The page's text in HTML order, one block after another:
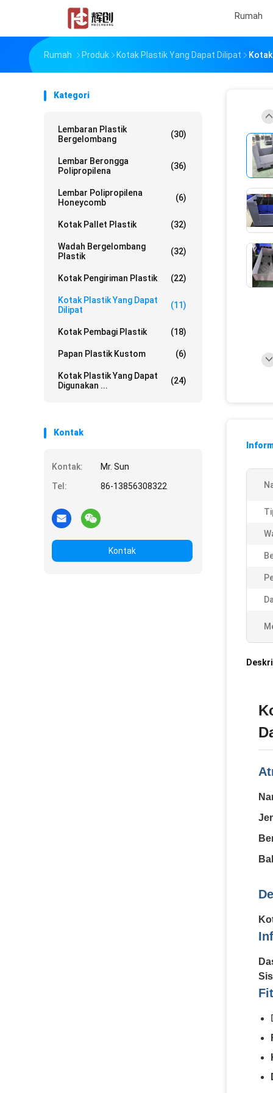
Rumah
Rumah Produk Kotak Plastik Yang Dapat Dilipat
Kategori
Lembaran Plastik
Bergelombang
(30)
Lembar Berongga
Polipropilena
(36)
Lembar Polipropilena
Honeycomb
(6)
Kotak Pallet Plastik (32)
Wadah Bergelombang
Plastik
(32)
Kotak Pengiriman Plastik (22)
Kotak Plastik Yang Dapat
Dilipat
(11)
Kotak Pembagi Plastik (18)
Papan Plastik Kustom (6)
Kotak Plastik Yang Dapat
Digunakan ...
(24)
Kontak
Kontak:
Mr. Sun
Tel:
86-13856308322
Kontak